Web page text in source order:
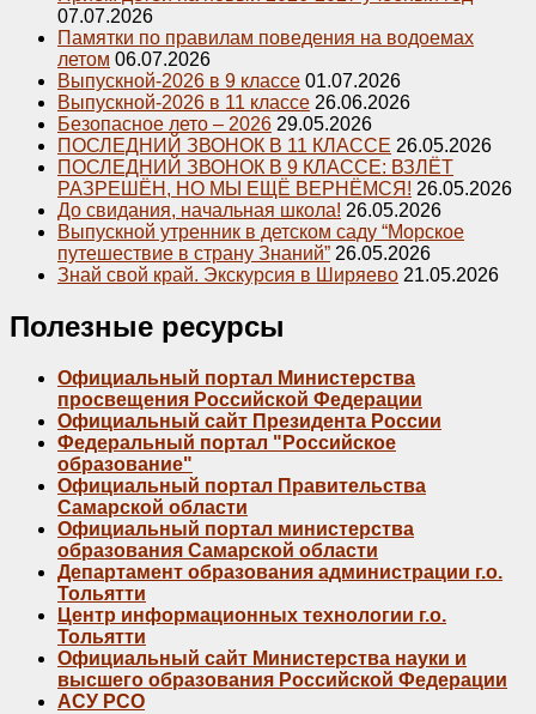
07.07.2026
Памятки по правилам поведения на водоемах
летом 06.07.2026
Выпускной-2026 в 9 классе 01.07.2026
Выпускной-2026 в 11 классе 26.06.2026
Безопасное лето – 2026 29.05.2026
ПОСЛЕДНИЙ ЗВОНОК В 11 КЛАССЕ 26.05.2026
ПОСЛЕДНИЙ ЗВОНОК В 9 КЛАССЕ: ВЗЛЁТ
РАЗРЕШЁН, НО МЫ ЕЩЁ ВЕРНЁМСЯ! 26.05.2026
До свидания, начальная школа! 26.05.2026
Выпускной утренник в детском саду “Морское
путешествие в страну Знаний” 26.05.2026
Знай свой край. Экскурсия в Ширяево 21.05.2026
Полезные ресурсы
Официальный портал Министерства
просвещения Российской Федерации
Официальный сайт Президента России
Федеральный портал "Российское
образование"
Официальный портал Правительства
Самарской области
Официальный портал министерства
образования Самарской области
Департамент образования администрации г.о.
Тольятти
Центр информационных технологии г.о.
Тольятти
Официальный сайт Министерства науки и
высшего образования Российской Федерации
АСУ РСО